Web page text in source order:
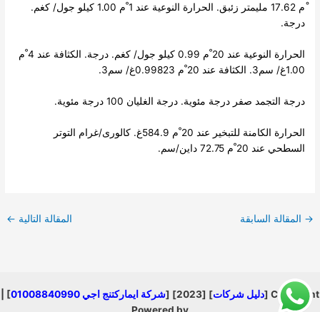
ْم 17.62 مليمتر زئبق. الحرارة النوعية عند 1 ْم 1.00 كيلو جول/ كغم.
درجة.
الحرارة النوعية عند 20 ْم 0.99 كيلو جول/ كغم. درجة. الكثافة عند 4 ْم
1.00غ/ سم3. الكثافة عند 20 ْم 0.99823غ/ سم3.
درجة التجمد صفر درجة مئوية. درجة الغليان 100 درجة مئوية.
الحرارة الكامنة للتبخير عند 20 ْم 584.9غ. كالورى/غرام التوتر
السطحي عند 20 ْم 72.75 داين/سم.
→ المقالة السابقة المقالة التالية ←
Copyright [ دليل شركات] [2023] [ شركة ايماركتنج اجي 01008840990
] |